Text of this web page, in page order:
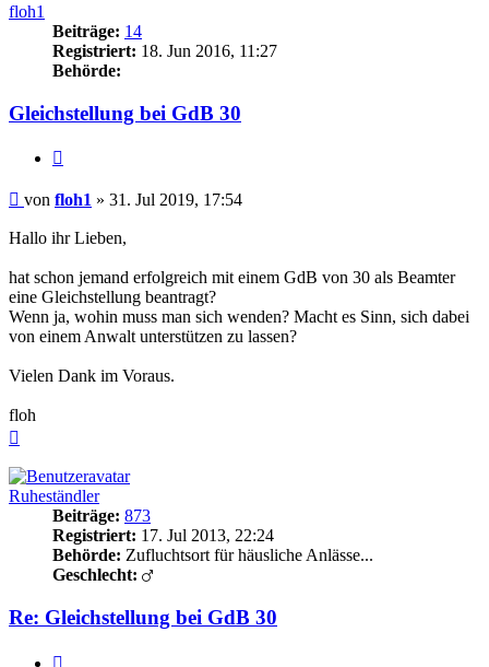
floh1
Beiträge: 14
Registriert: 18. Jun 2016, 11:27
Behörde:
Gleichstellung bei GdB 30
Beitrag
von floh1 » 31. Jul 2019, 17:54
Hallo ihr Lieben,
hat schon jemand erfolgreich mit einem GdB von 30 als Beamter
eine Gleichstellung beantragt?
Wenn ja, wohin muss man sich wenden? Macht es Sinn, sich dabei
von einem Anwalt unterstützen zu lassen?
Vielen Dank im Voraus.
floh
Ruheständler
Beiträge: 873
Registriert: 17. Jul 2013, 22:24
Behörde: Zufluchtsort für häusliche Anlässe...
Geschlecht:
Re: Gleichstellung bei GdB 30